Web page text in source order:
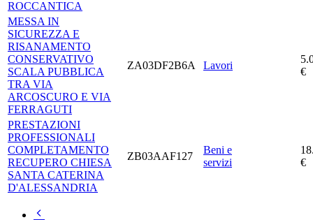
ROCCANTICA
MESSA IN
SICUREZZA E
RISANAMENTO
CONSERVATIVO
SCALA PUBBLICA
TRA VIA
ARCOSCURO E VIA
FERRAGUTI
ZA03DF2B6A Lavori
€
PRESTAZIONI
PROFESSIONALI
COMPLETAMENTO
RECUPERO CHIESA
SANTA CATERINA
D'ALESSANDRIA
ZB03AAF127
Beni e
servizi
€